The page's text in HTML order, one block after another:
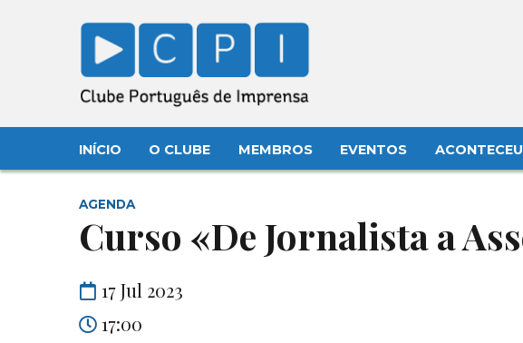
INÍCIO O CLUBE MEMBROS EVENTOS ACONTECEU
AGENDA
Curso «De Jornalista a
17 Jul 2023
17:00